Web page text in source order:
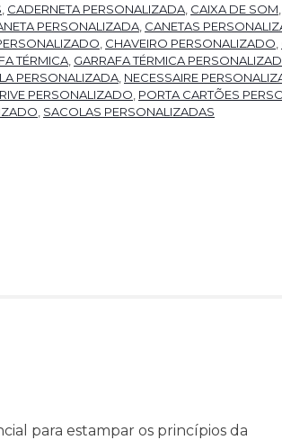
CADERNETA PERSONALIZADA CAIXA DE SOM
PERSONALIZADA CANETAS
CHAVEIRO PERSONALIZADO
TÉRMICA GARRAFA TÉRMICA
PERSONALIZADA NECESSAIRE
PERSONALIZADO PORTA CARTÕES
SACOLAS PERSONALIZADAS
para estampar os princípios da